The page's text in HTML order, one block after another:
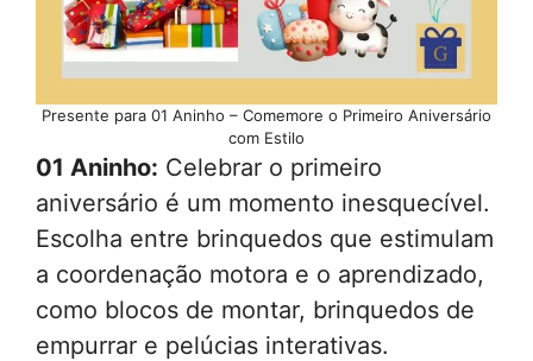
Presente para 01 Aninho – Comemore o Primeiro Aniversário
com Estilo
01 Aninho: Celebrar o primeiro
aniversário é um momento inesquecível.
Escolha entre brinquedos que estimulam
a coordenação motora e o aprendizado,
como blocos de montar, brinquedos de
empurrar e pelúcias interativas.